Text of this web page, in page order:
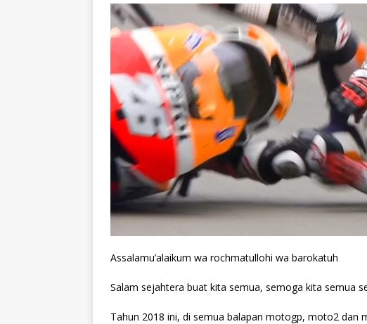
Assalamu’alaikum wa rochmatullohi wa barokatuh
Salam sejahtera buat kita semua, semoga kita semua
Tahun 2018 ini, di semua balapan motogp, moto2 dan